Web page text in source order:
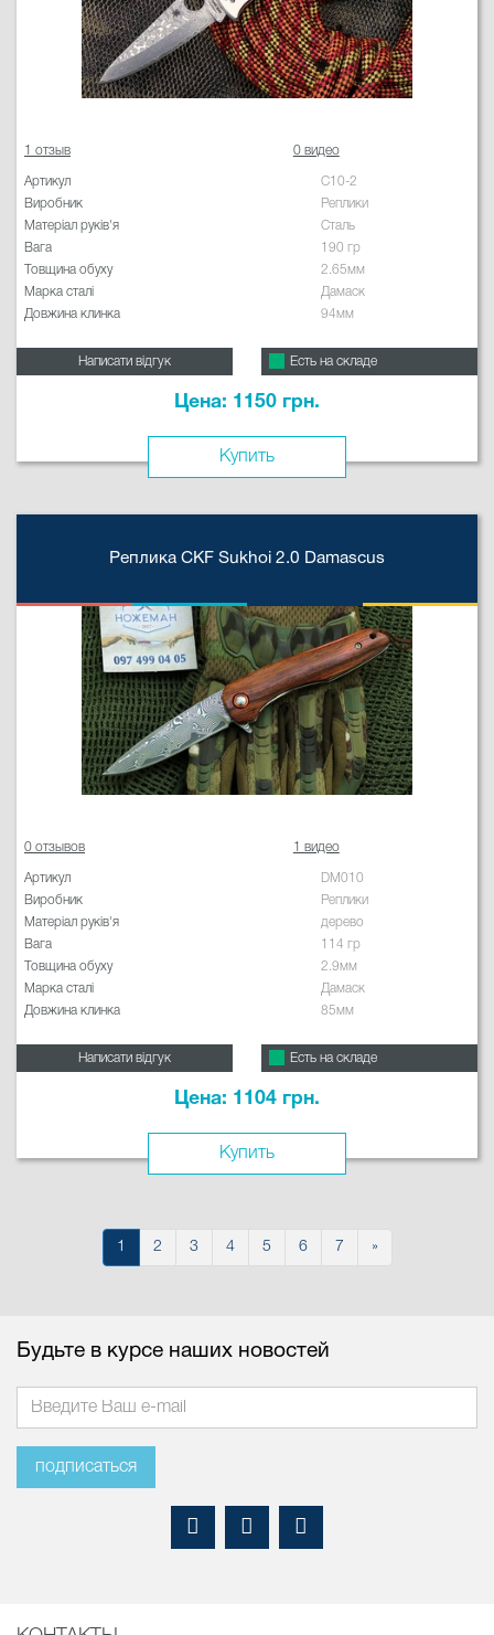
1 отзыв 0 видео
Артикул
C10-2
Виробник
Реплики
Матеріал руків'я
Сталь
Вага
190 гр
Товщина обуху
2.65мм
Марка сталі
Дамаск
Довжина клинка
94мм
Написати відгук Есть на складе
Цена: 1150 грн.
Купить
Реплика CKF Sukhoi 2.0 Damascus
0 отзывов 1 видео
Артикул
DM010
Виробник
Реплики
Матеріал руків'я
дерево
Вага
114 гр
Товщина обуху
2.9мм
Марка сталі
Дамаск
Довжина клинка
85мм
Написати відгук Есть на складе
Цена: 1104 грн.
Купить
1 2 3 4 5 6 7 »
Будьте в курсе наших новостей
подписаться